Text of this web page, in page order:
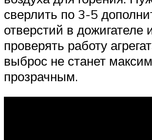
сверлить по 3-5
отверстий в дожигателе
проверять работу
выброс не станет
прозрачным.